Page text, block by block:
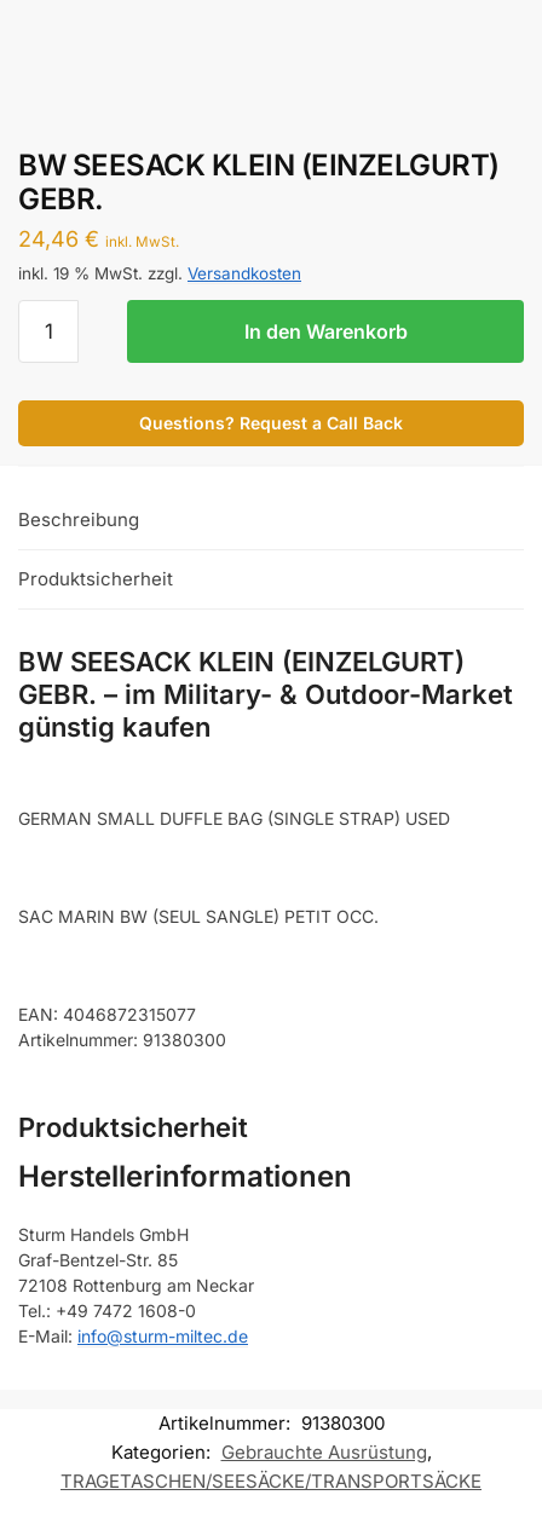
BW SEESACK KLEIN (EINZELGURT)
GEBR.
24,46 € inkl. MwSt.
inkl. 19 % MwSt. zzgl. Versandkosten
SEESACK
(EINZELGURT)
In den Warenkorb
Questions? Request a Call Back
Beschreibung
Produktsicherheit
BW SEESACK KLEIN (EINZELGURT)
GEBR. – im Military- & Outdoor-Market
günstig kaufen
GERMAN SMALL DUFFLE BAG (SINGLE STRAP) USED
SAC MARIN BW (SEUL SANGLE) PETIT OCC.
EAN: 4046872315077
Artikelnummer: 91380300
Produktsicherheit
Herstellerinformationen
Sturm Handels GmbH
Graf-Bentzel-Str. 85
72108 Rottenburg am Neckar
Tel.: +49 7472 1608-0
E-Mail: info@sturm-miltec.de
Artikelnummer: 91380300
Kategorien: Gebrauchte Ausrüstung,
TRAGETASCHEN/SEESÄCKE/TRANSPORTSÄCKE